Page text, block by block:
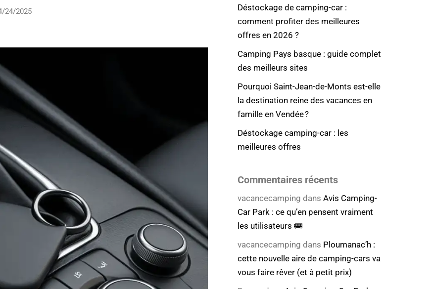
24/2025
Déstockage de camping-car :
comment profiter des meilleures
offres en 2026 ?
Camping Pays basque : guide complet
des meilleurs sites
Pourquoi Saint-Jean-de-Monts est-elle
la destination reine des vacances en
famille en Vendée ?
Déstockage camping-car : les
meilleures offres
Commentaires récents
vacancecamping dans Avis Camping-
Car Park : ce qu’en pensent vraiment
les utilisateurs 🚌
vacancecamping dans Ploumanac’h :
cette nouvelle aire de camping-cars va
vous faire rêver (et à petit prix)